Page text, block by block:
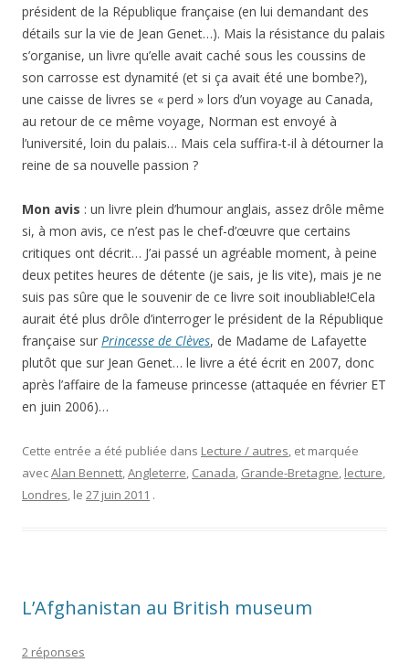
président de la République française (en lui demandant des
détails sur la vie de Jean Genet…). Mais la résistance du palais
s’organise, un livre qu’elle avait caché sous les coussins de
son carrosse est dynamité (et si ça avait été une bombe?),
une caisse de livres se « perd » lors d’un voyage au Canada,
au retour de ce même voyage, Norman est envoyé à
l’université, loin du palais… Mais cela suffira-t-il à détourner la
reine de sa nouvelle passion ?
Mon avis : un livre plein d’humour anglais, assez drôle même
si, à mon avis, ce n’est pas le chef-d’œuvre que certains
critiques ont décrit… J’ai passé un agréable moment, à peine
deux petites heures de détente (je sais, je lis vite), mais je ne
suis pas sûre que le souvenir de ce livre soit inoubliable!Cela
aurait été plus drôle d’interroger le président de la République
française sur Princesse de Clèves, de Madame de Lafayette
plutôt que sur Jean Genet… le livre a été écrit en 2007, donc
après l’affaire de la fameuse princesse (attaquée en février ET
en juin 2006)…
Cette entrée a été publiée dans Lecture / autres, et marquée
avecAlan Bennett,Angleterre, Canada, Grande-Bretagne, lecture,
Londres, le 27 juin 2011 .
L’Afghanistan au British museum
2 réponses